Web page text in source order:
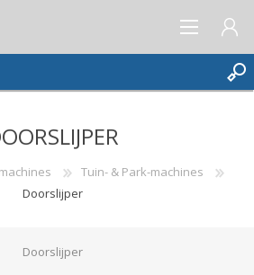
KLANT
Tuin- & Park-machines
Doorslijper
Doorslijper